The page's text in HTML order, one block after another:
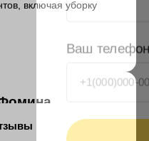
включая уборку
наЯндекс
Нажимая на